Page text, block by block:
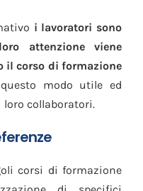
i lavoratori sono
attenzione viene
il corso di formazione
modo utile ed
loro collaboratori.
corsi di formazione